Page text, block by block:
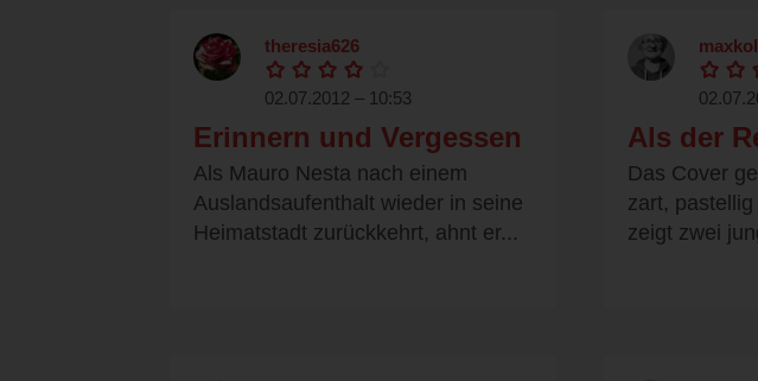
theresia626
02.07.2012 – 10:53
Erinnern und Vergessen
Als Mauro Nesta nach einem
Auslandsaufenthalt wieder in seine
Heimatstadt zurückkehrt, ahnt er...
Als der
Das Cover
zart,
zeigt zwei